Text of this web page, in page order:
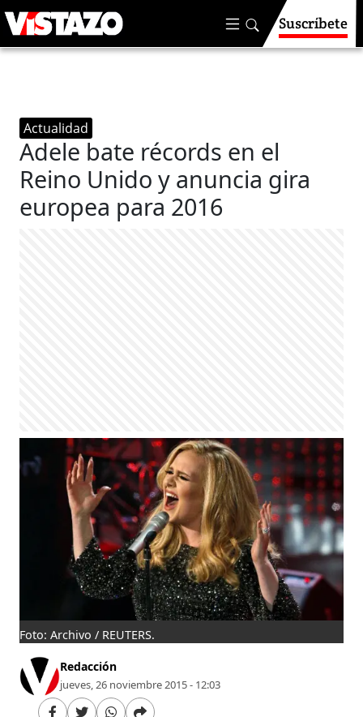
Suscríbete
Actualidad
Adele bate récords en el
Reino Unido y anuncia gira
europea para 2016
Foto: Archivo / REUTERS.
Redacción
jueves, 26 noviembre 2015 - 12:03